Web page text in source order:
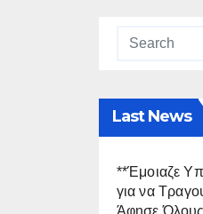
Last News
**Έμοιαζε
για να
Άφησε